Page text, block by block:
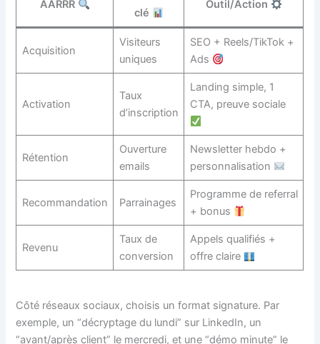
AARRR
clé
Outil/Action
Acquisition
Visiteurs
uniques
SEO + Reels/TikTok +
Ads
Activation
Taux
d’inscription
Landing simple, 1
CTA, preuve sociale
Rétention
Ouverture
emails
Newsletter hebdo +
personnalisation
Recommandation Parrainages
Programme de referral
+ bonus
Revenu
Taux de
conversion
Appels qualifiés +
offre claire
Côté réseaux sociaux, choisis un format signature. Par
exemple, un “décryptage du lundi” sur LinkedIn, un
“avant/après client” le mercredi, et une “démo minute” le